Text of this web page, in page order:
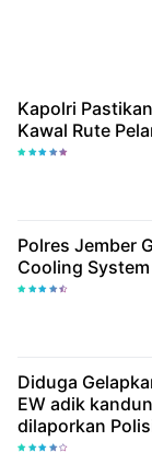
Kapolri
Kawal Rute
Polres Jember
Cooling
Diduga
EW adik
dilaporkan